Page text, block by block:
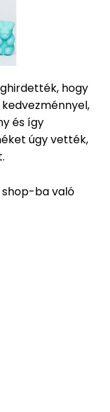
hogy
és így
úgy vették,
ba való